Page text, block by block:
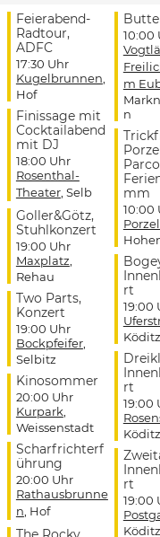
Feierabend-
Radtour,
ADFC
17:30 Uhr
Kugelbrunnen
Hof
Finissage mit
Cocktailabend
mit DJ
18:00 Uhr
Rosenthal-
Theater, Selb
Goller&Götz,
Stuhlkonzert
19:00 Uhr
Maxplatz
Rehau
Two Parts,
Konzert
19:00 Uhr
Bockpfeifer,
Selbitz
Kinosommer
20:00 Uhr
Kurpark
Weissenstadt
Scharfrichterf
ührung
20:00 Uhr
Rathausbrunne
n , Hof
10:00
m
n
mm
10:00
rt
19:00
Köditz
rt
19:00
Köditz
rt
19:00
Köditz